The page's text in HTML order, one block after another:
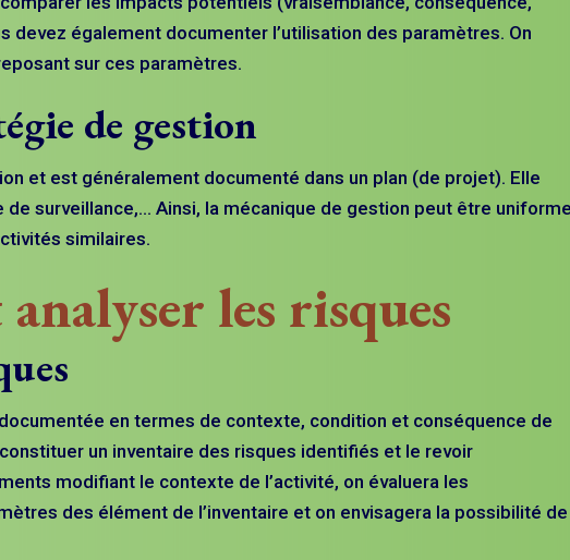
également documenter l’utilisation des paramètres. On
sur ces paramètres.
de gestion
et est généralement documenté dans un plan (de projet). Elle
surveillance,… Ainsi, la mécanique de gestion peut être uniforme
similaires.
les risques
en termes de contexte, condition et conséquence de
un inventaire des risques identifiés et le revoir
modifiant le contexte de l’activité, on évaluera les
des élément de l’inventaire et on envisagera la possibilité de